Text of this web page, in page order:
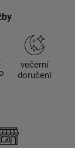
večerní
doručení